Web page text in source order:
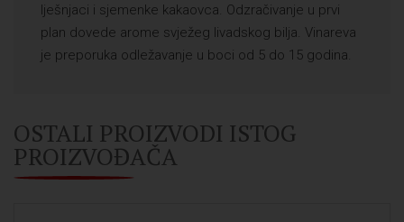
lješnjaci i sjemenke kakaovca. Odzračivanje u prvi
plan dovede arome svježeg livadskog bilja. Vinareva
je preporuka odležavanje u boci od 5 do 15 godina.
OSTALI PROIZVODI ISTOG
PROIZVOĐAČA